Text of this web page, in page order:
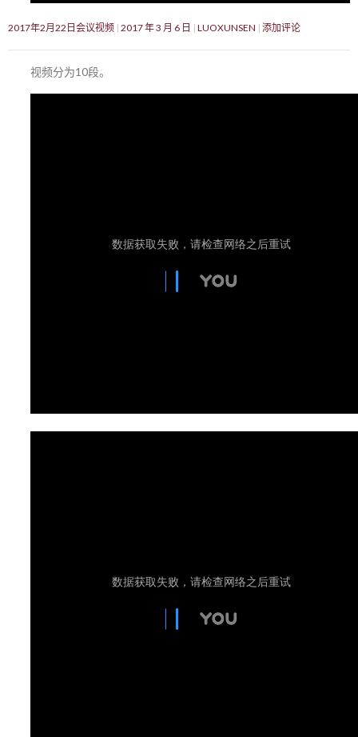
2017年2月22日会议视频 2017 年 3 月 6 日 LUOXUNSEN 添加评论
视频分为10段。